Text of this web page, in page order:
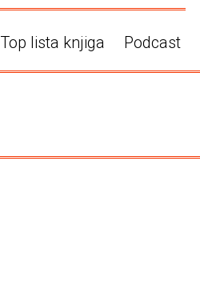
Top lista knjiga Podcast